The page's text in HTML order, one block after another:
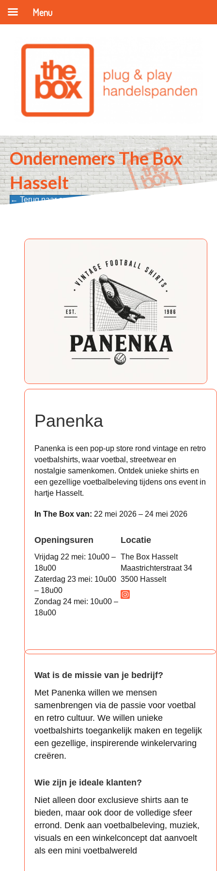
Ondernemers The Box
Hasselt
← Terug naar onze ondernemers
Panenka
Panenka is een pop-up store rond vintage en retro
voetbalshirts, waar voetbal, streetwear en
nostalgie samenkomen. Ontdek unieke shirts en
een gezellige voetbalbeleving tijdens ons event in
hartje Hasselt.
In The Box van: 22 mei 2026 – 24 mei 2026
Openingsuren
Vrijdag 22 mei: 10u00 –
18u00
Zaterdag 23 mei: 10u00
– 18u00
Zondag 24 mei: 10u00 –
18u00
Locatie
The Box Hasselt
Maastrichterstraat 34
3500 Hasselt
Wat is de missie van je bedrijf?
Met Panenka willen we mensen
samenbrengen via de passie voor voetbal
en retro cultuur. We willen unieke
voetbalshirts toegankelijk maken en tegelijk
een gezellige, inspirerende winkelervaring
creëren.
Wie zijn je ideale klanten?
Niet alleen door exclusieve shirts aan te
bieden, maar ook door de volledige sfeer
errond. Denk aan voetbalbeleving, muziek,
visuals en een winkelconcept dat aanvoelt
als een mini voetbalwereld
Menu